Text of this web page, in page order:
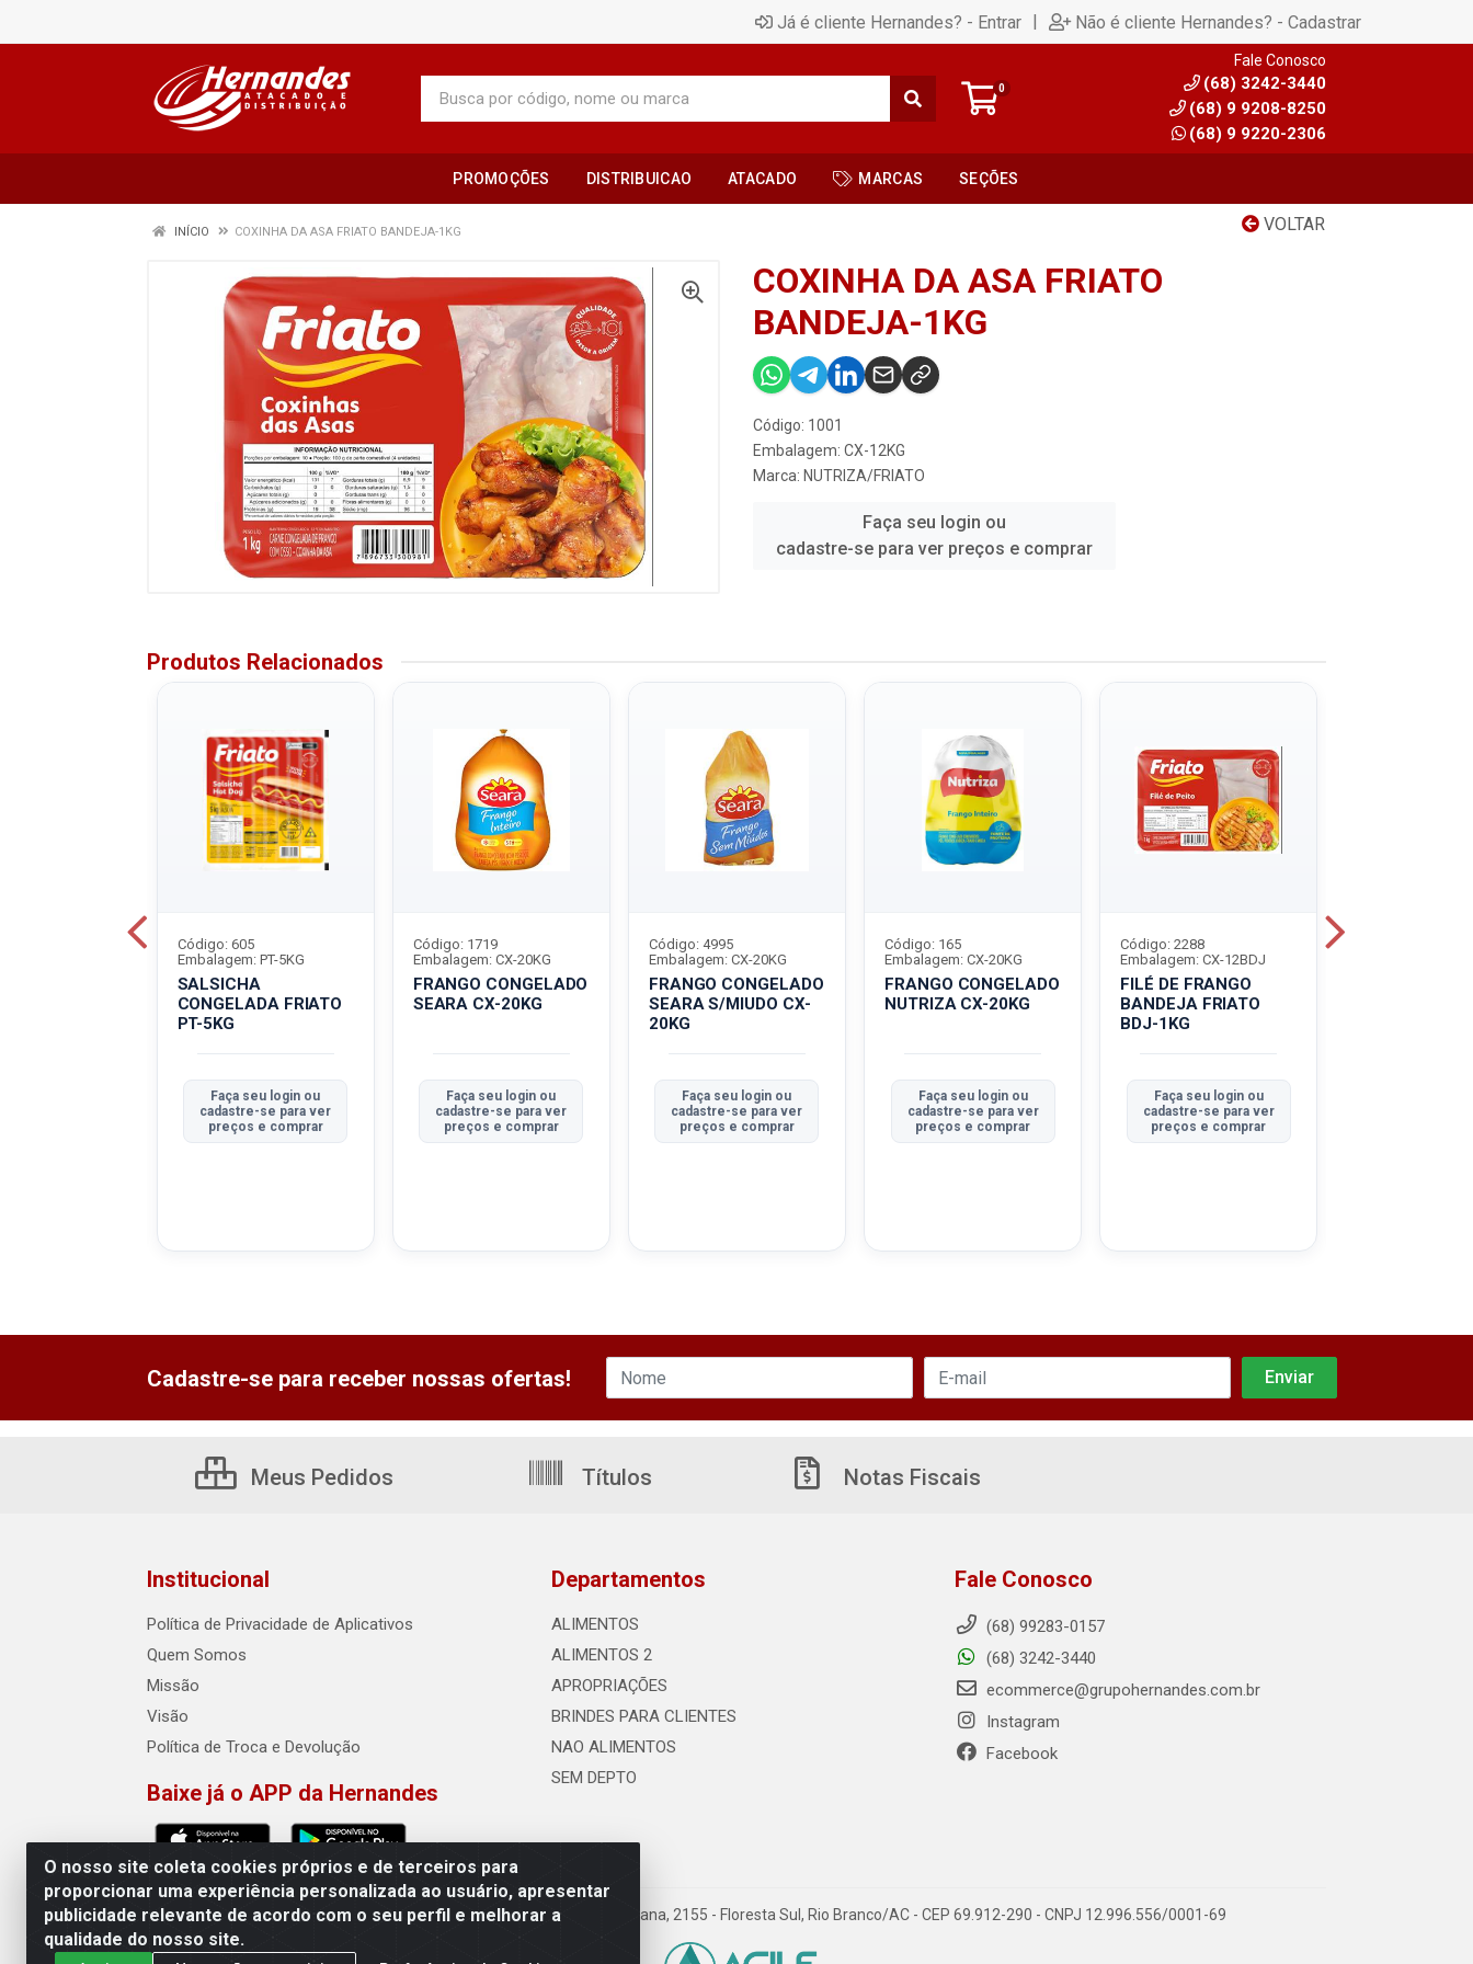
Já é cliente Hernandes? - Entrar | Não é cliente Hernandes? - Cadastrar
0
Fale Conosco
(68) 3242-3440
(68) 9 9208-8250
(68) 9 9220-2306
PROMOÇÕES DISTRIBUICAO ATACADO MARCAS SEÇÕES
VOLTAR
INÍCIO COXINHA DA ASA FRIATO BANDEJA-1KG
COXINHA DA ASA FRIATO
BANDEJA-1KG
Código: 1001
Embalagem: CX-12KG
Marca: NUTRIZA/FRIATO
Faça seu login ou
cadastre-se para ver preços e comprar
Produtos Relacionados
SALSICHA
CONGELADA FRIATO
PT-5KG
Código: 605
Embalagem: PT-5KG
Faça seu login ou
cadastre-se para ver
preços e comprar
FRANGO CONGELADO
SEARA CX-20KG
Código: 1719
Embalagem: CX-20KG
Faça seu login ou
cadastre-se para ver
preços e comprar
FRANGO CONGELADO
SEARA S/MIUDO CX-
20KG
Código: 4995
Embalagem: CX-20KG
Faça seu login ou
cadastre-se para ver
preços e comprar
FRANGO CONGELADO
NUTRIZA CX-20KG
Código: 165
Embalagem: CX-20KG
Faça seu login ou
cadastre-se para ver
preços e comprar
FILÉ DE FRANGO
BANDEJA FRIATO
BDJ-1KG
Código: 2288
Embalagem: CX-12BDJ
Faça seu login ou
cadastre-se para ver
preços e comprar
O nosso site coleta cookies próprios e de terceiros para
proporcionar uma experiência personalizada ao usuário, apresentar
publicidade relevante de acordo com o seu perfil e melhorar a
qualidade do nosso site.
Cadastre-se para receber nossas ofertas!
Meus Pedidos Títulos Notas Fiscais
Institucional
Política de Privacidade de Aplicativos
Quem Somos
Missão
Visão
Política de Troca e Devolução
Baixe já o APP da Hernandes
Departamentos
ALIMENTOS
ALIMENTOS 2
APROPRIAÇÕES
BRINDES PARA CLIENTES
NAO ALIMENTOS
SEM DEPTO
Fale Conosco
(68) 99283-0157
(68) 3242-3440
ecommerce@grupohernandes.com.br
Instagram
Facebook
Hernandes - Atacado e Distribuições - Rodovia Transacreana, 2155 - Floresta Sul, Rio Branco/AC - CEP 69.912-290 - CNPJ 12.996.556/0001-69